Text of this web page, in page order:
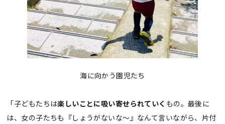
海に向かう園児たち
「子どもたちは楽しいことに吸い寄せられていく もの。最後に
は、女の子たちも『しょうがないな～』なんて言いながら、片付